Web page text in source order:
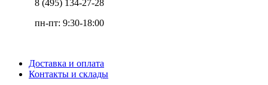
8 (495) 134-27-28
пн-пт: 9:30-18:00
Доставка и оплата
Контакты и склады